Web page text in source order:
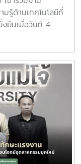
ฑิต สาขาวิชา
ำแนวทางการ
นักเรียนได้รับข้อมูล
ดับอุดมศึกษา
ละเป็นกันเอง
กเปลี่ยนความคิด
ลังงานอย่างใกล้ชิด
นการเลือกเส้น
ทน มหาวิทยาลัย
าดและนวัตกรรม
บเคลื่อนการพัฒนา
นอนาคต
รู้ด้านเทคโนโลยีที่
ยืนเมื่อวันที่ 4
ประจำวิทยาลัย
ารประชุม APPTech
อการพัฒนาชุมชน
ฐานรากอย่าง
ทรัลพลาซา
ำเสนอแนวคิดและ
(AppTech)
ยงองค์ความรู้จาก
ผ่านการพัฒนา
น และการพัฒนา